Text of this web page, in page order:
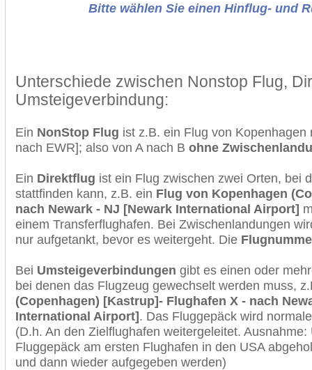
Bitte wählen Sie einen Hinflug- und
Unterschiede zwischen Nonstop Flug,
Umsteigeverbindung:
Ein NonStop Flug ist z.B. ein Flug von
nach EWR]; also von A nach B ohne
Ein Direktflug ist ein Flug zwischen zwei Orten, bei
stattfinden kann, z.B. ein Flug von Kopenhagen
nach Newark - NJ [Newark International Airport]
einem Transferflughafen. Bei Zwischenlandungen
nur aufgetankt, bevor es weitergeht. Die
Bei Umsteigeverbindungen gibt es einen oder
bei denen das Flugzeug gewechselt werden muss,
(Copenhagen) [Kastrup]- Flughafen X - nach
International Airport]. Das Fluggepäck wird
(D.h. An den Zielflughafen weitergeleitet.
Fluggepäck am ersten Flughafen in den USA
und dann wieder aufgegeben werden)